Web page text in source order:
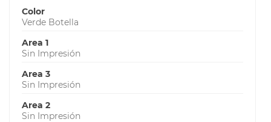
Color
Verde Botella
Area 1
Sin Impresión
Area 3
Sin Impresión
Area 2
Sin Impresión